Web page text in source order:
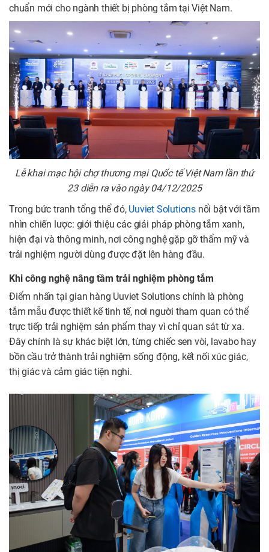
chuẩn mới cho ngành thiết bị phòng tắm tại Việt Nam.
Lễ khai mạc hội chợ thương mại Quốc tế Việt Nam lần thứ
23 diễn ra vào ngày 04/12/2025
Trong bức tranh tổng thể đó, Uuviet Solutions nổi bật với tầm
nhìn chiến lược: giới thiệu các giải pháp phòng tắm xanh,
hiện đại và thông minh, nơi công nghệ gặp gỡ thẩm mỹ và
trải nghiệm người dùng được đặt lên hàng đầu.
Khi công nghệ nâng tầm trải nghiệm phòng tắm
Điểm nhấn tại gian hàng Uuviet Solutions chính là phòng
tắm mẫu được thiết kế tinh tế, nơi người tham quan có thể
trực tiếp trải nghiệm sản phẩm thay vì chỉ quan sát từ xa.
Đây chính là sự khác biệt lớn, từng chiếc sen vòi, lavabo hay
bồn cầu trở thành trải nghiệm sống động, kết nối xúc giác,
thị giác và cảm giác tiện nghi.